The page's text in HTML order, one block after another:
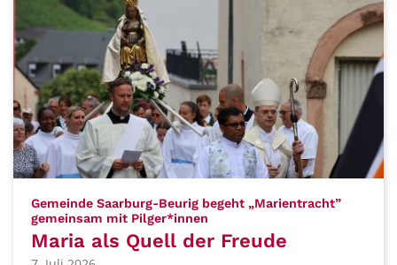
Gemeinde Saarburg-Beurig begeht „Marientracht”
gemeinsam mit Pilger*innen
Maria als Quell der Freude